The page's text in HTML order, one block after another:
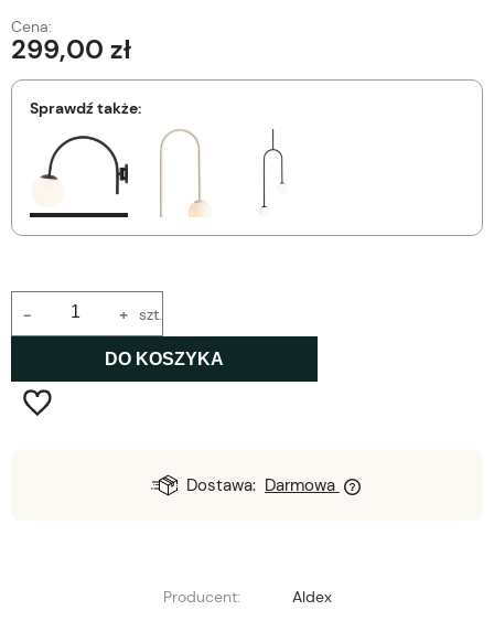
Cena:
299,00 zł
Sprawdź także:
+
- szt.
DO KOSZYKA
Dostawa: Darmowa
Producent: Aldex